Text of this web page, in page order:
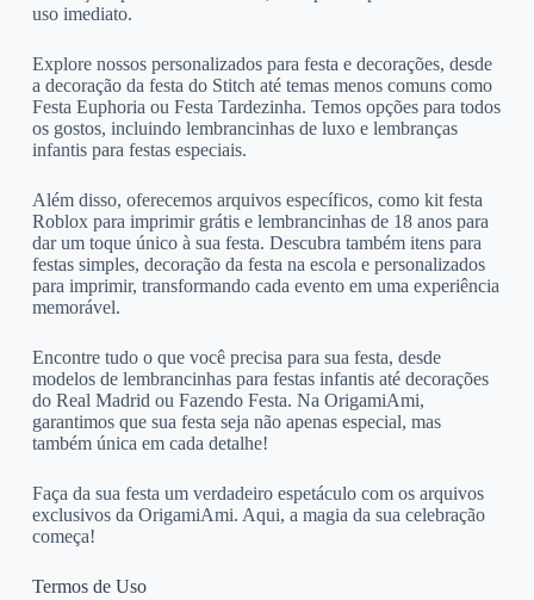
uso imediato.
Explore nossos personalizados para festa e decorações, desde
a decoração da festa do Stitch até temas menos comuns como
Festa Euphoria ou Festa Tardezinha. Temos opções para todos
os gostos, incluindo lembrancinhas de luxo e lembranças
infantis para festas especiais.
Além disso, oferecemos arquivos específicos, como kit festa
Roblox para imprimir grátis e lembrancinhas de 18 anos para
dar um toque único à sua festa. Descubra também itens para
festas simples, decoração da festa na escola e personalizados
para imprimir, transformando cada evento em uma experiência
memorável.
Encontre tudo o que você precisa para sua festa, desde
modelos de lembrancinhas para festas infantis até decorações
do Real Madrid ou Fazendo Festa. Na OrigamiAmi,
garantimos que sua festa seja não apenas especial, mas
também única em cada detalhe!
Faça da sua festa um verdadeiro espetáculo com os arquivos
exclusivos da OrigamiAmi. Aqui, a magia da sua celebração
começa!
Termos de Uso